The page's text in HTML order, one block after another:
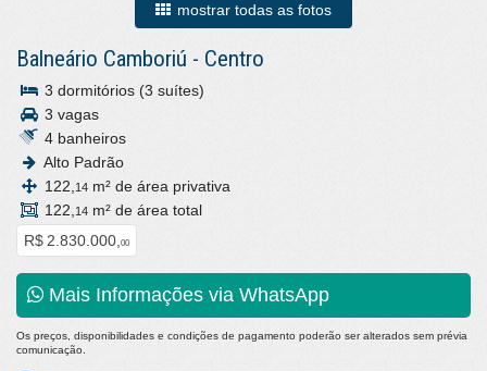
mostrar todas as fotos
Balneário Camboriú - Centro
3 dormitórios (3 suítes)
3 vagas
4 banheiros
Alto Padrão
122, 14 m² de área privativa
122, 14 m² de área total
R$ 2.830.000, 00
Mais Informações via WhatsApp
Os preços, disponibilidades e condições de pagamento poderão ser alterados sem prévia
comunicação.